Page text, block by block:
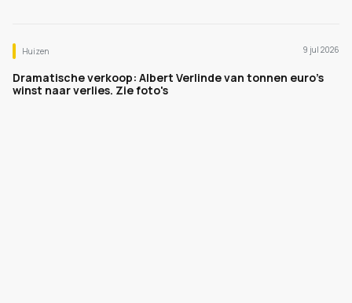
Huizen 9 jul 2026
Dramatische verkoop: Albert Verlinde van tonnen euro's
winst naar verlies. Zie foto's